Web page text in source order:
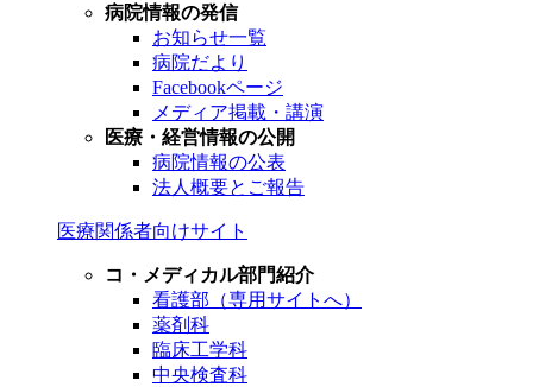
病院情報の発信
お知らせ一覧
病院だより
Facebookページ
メディア掲載・講演
医療・経営情報の公開
病院情報の公表
法人概要とご報告
医療関係者向けサイト
コ・メディカル部門紹介
看護部（専用サイトへ）
薬剤科
臨床工学科
中央検査科